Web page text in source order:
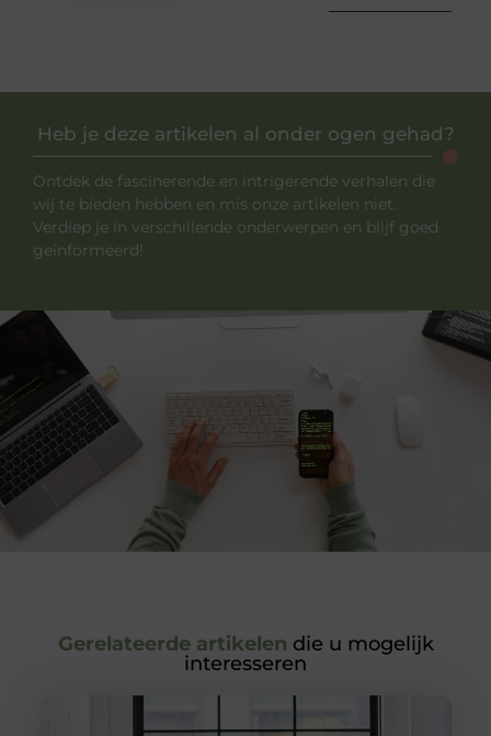
Heb je deze artikelen al onder ogen gehad?
Ontdek de fascinerende en intrigerende verhalen die
wij te bieden hebben en mis onze artikelen niet.
Verdiep je in verschillende onderwerpen en blijf goed
geïnformeerd!
Gerelateerde artikelen die u mogelijk
interesseren